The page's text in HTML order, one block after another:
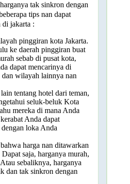
tak sinkron dengan
tips nan dapat
di jakarta :
pinggiran kota Jakarta.
ke daerah pinggiran buat
sebab di pusat kota,
dapat mencarinya di
wilayah lainnya nan
tentang hotel dari teman,
seluk-beluk Kota
mereka di mana Anda
Anda dapat
loka Anda
harga nan ditawarkan
saja, harganya murah,
sebaliknya, harganya
dan tak sinkron dengan